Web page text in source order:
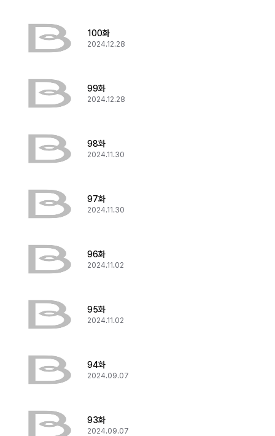
100화
2024.12.28
99화
2024.12.28
98화
2024.11.30
97화
2024.11.30
96화
2024.11.02
95화
2024.11.02
94화
2024.09.07
93화
2024.09.07